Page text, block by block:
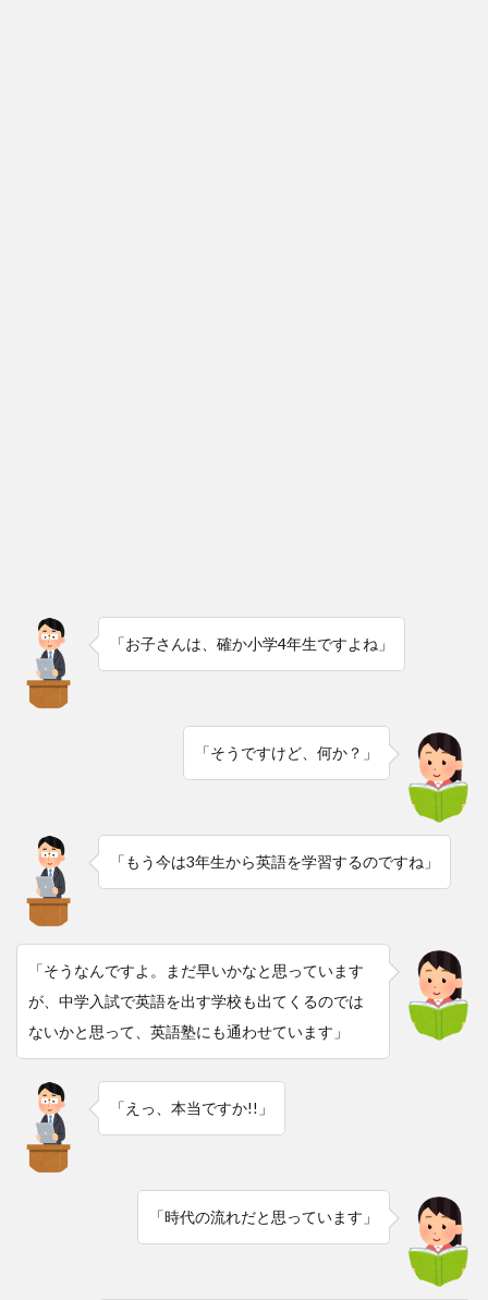
「お子さんは、確か小学4年生ですよね」
「そうですけど、何か？」
「もう今は3年生から英語を学習するのですね」
「そうなんですよ。まだ早いかなと思っています
が、中学入試で英語を出す学校も出てくるのでは
ないかと思って、英語塾にも通わせています」
「えっ、本当ですか!!」
「時代の流れだと思っています」